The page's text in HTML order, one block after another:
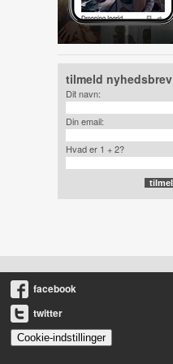
tilmeld nyhedsbrev
Dit navn:
Din email:
Hvad er 1 + 2?
facebook
twitter
Cookie-indstillinger